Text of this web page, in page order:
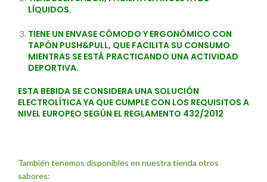
LÍQUIDOS.
TIENE UN ENVASE CÓMODO Y ERGONÓMICO CON
TAPÓN PUSH&PULL, QUE FACILITA SU CONSUMO
MIENTRAS SE ESTÁ PRACTICANDO UNA ACTIVIDAD
DEPORTIVA.
ESTA BEBIDA SE CONSIDERA UNA SOLUCIÓN
ELECTROLÍTICA YA QUE CUMPLE CON LOS REQUISITOS A
NIVEL EUROPEO SEGÚN EL REGLAMENTO 432/2012
También tenemos disponibles en nuestra tienda otros
sabores: